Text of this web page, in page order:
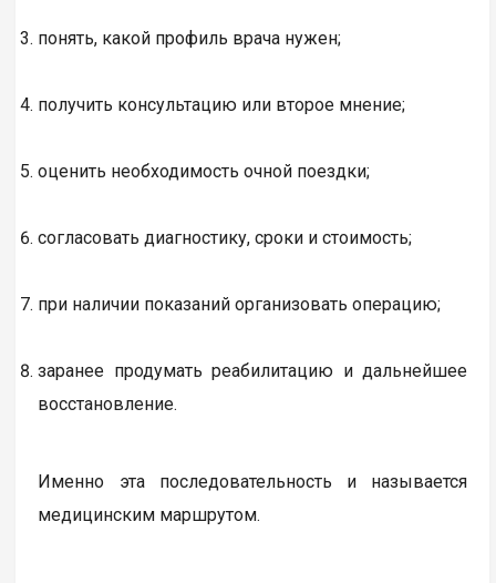
понять, какой профиль врача нужен;
получить консультацию или второе мнение;
оценить необходимость очной поездки;
согласовать диагностику, сроки и стоимость;
при наличии показаний организовать операцию;
заранее продумать реабилитацию и дальнейшее
восстановление.
Именно эта последовательность и называется
медицинским маршрутом.